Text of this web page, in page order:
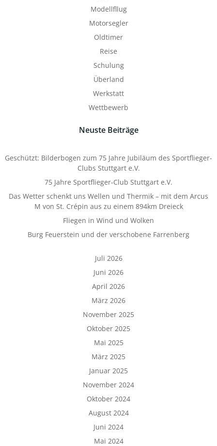
Modellfllug
Motorsegler
Oldtimer
Reise
Schulung
Überland
Werkstatt
Wettbewerb
Neuste Beiträge
Geschützt: Bilderbogen zum 75 Jahre Jubiläum des Sportflieger-
Clubs Stuttgart e.V.
75 Jahre Sportflieger-Club Stuttgart e.V.
Das Wetter schenkt uns Wellen und Thermik – mit dem Arcus
M von St. Crépin aus zu einem 894km Dreieck
Fliegen in Wind und Wolken
Burg Feuerstein und der verschobene Farrenberg
Juli 2026
Juni 2026
April 2026
März 2026
November 2025
Oktober 2025
Mai 2025
März 2025
Januar 2025
November 2024
Oktober 2024
August 2024
Juni 2024
Mai 2024